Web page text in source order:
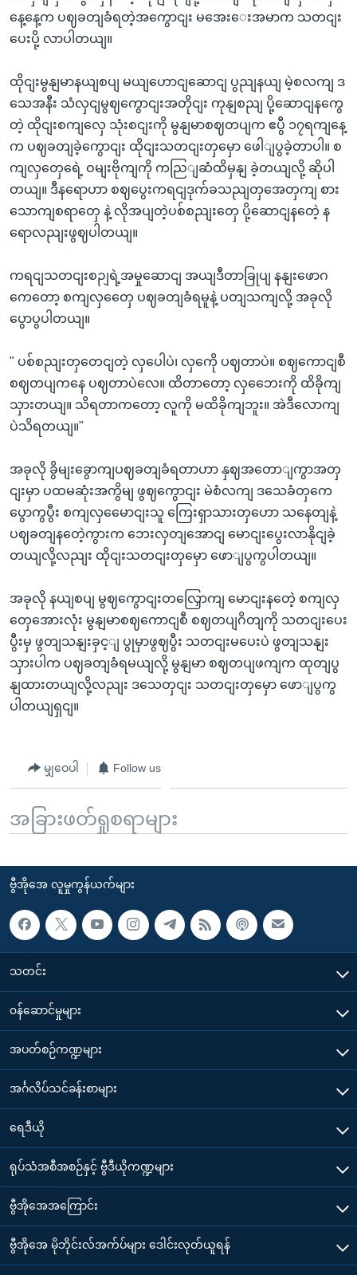
နေ့နေ့က ပဈခတျခံရတဲ့အကွောငျး မအေးေးအမာက သတငျး
ပေးပို့ လာပါတယျ။
ထိုငျးမွနျမာနယျစပျ မယျဟောငျဆောငျ ပွညျနယျ မဲ့စလကျ ဒ
သေအနီး သံလှငျမွဈကွောငျးအတိုငျး ကုနျစညျ ပို့ဆောငျနကွေ
တဲ့ ထိုငျးစကျလှေ သုံးစငျးကို မွနျမာစဈတပျက ဧပွီ ၁၇ရကျနေ့
က ပဈခတျခဲ့ကွောငျး ထိုငျးသတငျးတှမှော ဖေါျပွခဲ့တာပါ။ စ
ကျလှတှေရေဲ့ ဝမျးဗိုကျကို ကညြျဆံထိမှနျ ခဲ့တယျလို့ ဆိုပါ
တယျ။ ဒီနရောဟာ စဈပွေးကရငျဒုက်ခသညျတှအေတှကျ စား
သောကျစရာတှေ နဲ့ လိုအပျတဲ့ပစ်စညျးတှေ ပို့ဆောငျနတေဲ့ န
ရောလညျးဖွဈပါတယျ။
ကရငျသတငျးစဉျရဲ့အမှုဆောငျ အယျဒီတာခြုပျ နနျးဖောဂ
ကေတော့ စကျလှတှေေ ပဈခတျခံရမူနဲ့ ပတျသကျလို့ အခုလို
ပွောပွပါတယျ။
" ပစ်စညျးတှတေငျတဲ့ လှပေါပဲ၊ လှကေို ပဈတာပဲ။ စဈကောငျစီ
စဈတပျကနေ ပဈတာပဲလေ။ ထိတာတော့ လှဘေေးကို ထိခိုကျ
သှားတယျ။ သိရတာကတော့ လူကို မထိခိုကျဘူး။ အဲဒီလောကျ
ပဲသိရတယျ။"
အခုလို ခွိမျးခွောကျပဈခတျခံရတာဟာ နှဈအတောျကွာအတှ
ငျးမှာ ပထမဆုံးအကွိမျ ဖွဈကွောငျး မဲစံလကျ ဒသေခံတှကေ
ပွောကွပွီး စကျလှမေောငျးသူ ကြေးရှာသားတှဟော သနေတျနဲ့
ပဈခတျနတေဲ့ကွားက ဘေးလှတျအောငျ မောငျးပွေးလာနိုငျခဲ့
တယျလို့လညျး ထိုငျးသတငျးတှမှော ဖောျပွကွပါတယျ။
အခုလို နယျစပျ မွဈကွောငျးတလြှောကျ မောငျးနတေဲ့ စကျလှ
တှေအေားလုံး မွနျမာစဈကောငျစီ စဈတပျဂိတျကို သတငျးပေး
ပွီးမှ ဖွတျသနျးခှင့ျ ပွုမှာဖွဈပွီး သတငျးမပေးပဲ ဖွတျသနျး
သှားပါက ပဈခတျခံရမယျလို့ မွနျမာ စဈတပျဖကျက ထုတျပွ
နျထားတယျလို့လညျး ဒသေတှငျး သတငျးတှမှော ဖောျပွကွ
ပါတယျရှငျ။
မျှဝေပါ Follow us
အခြားဖတ်ရှုစရာများ
ဗွီအိုအေ လူမှုကွန်ယက်များ
သတင်း
၀န်ဆောင်မှုများ
အပတ်စဉ်ကဏ္ဍများ
အင်္ဂလိပ်သင်ခန်းစာများ
ရေဒီယို
ရုပ်သံအစီအစဉ်နှင့် ဗွီဒီယိုကဏ္ဍများ
ဗွီအိုအေအကြောင်း
ဗွီအိုအေ မိုဘိုင်းလ်အက်ပ်များ ဒေါင်းလုတ်ယူရန်